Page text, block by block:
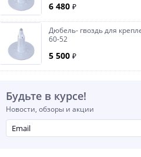
6 480 ₽
Дюбель- гвоздь для
60-52
5 500 ₽
Будьте в курсе!
Новости, обзоры и акции